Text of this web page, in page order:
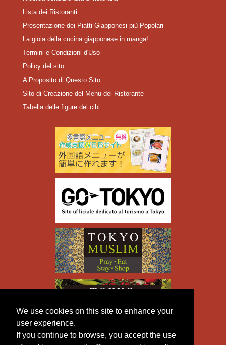
We use cookies on this site to enhance your
user experience.
If you continue to browse, you accept the use
Lista dei Ristoranti
Presentazione dei Piatti Giapponesi più Popolari
La gioia della cucina giapponese in manga!
Termini e Condizioni d'Uso
Policy del sito
A Proposito di Questo Sito
Sito di Creazione del Menu del Ristorante
Tabella delle figure dei cibi